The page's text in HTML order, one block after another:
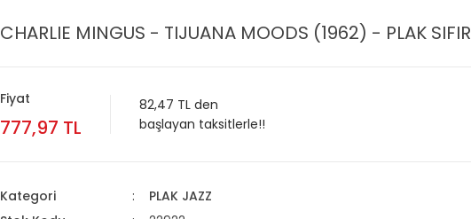
CHARLIE MINGUS - TIJUANA MOODS (1962) - PLAK SIFIR
Fiyat
777,97 TL
82,47 TL den
başlayan taksitlerle!!
Kategori
PLAK JAZZ